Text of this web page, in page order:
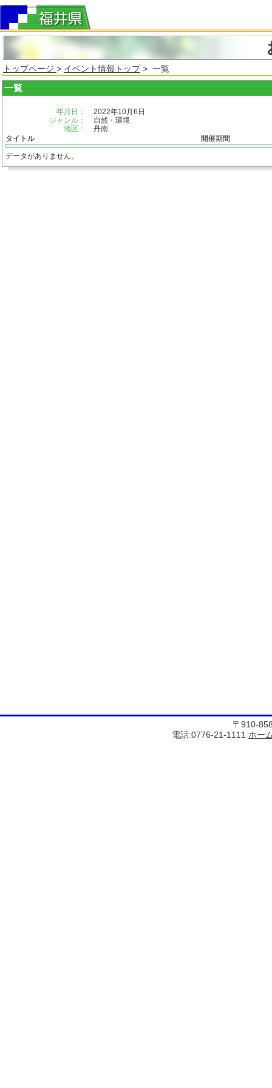
トップページ > イベント情報トップ> 一覧
一覧
年月日：
2022年10月6日
ジャンル：
自然・環境
地区：
丹南
タイトル
開催期間
データがありません。
〒910-
電話:0776-21-1111 ホー